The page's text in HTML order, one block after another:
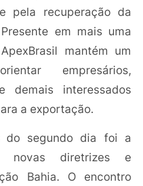
pela recuperação da
em mais uma
mantém um
empresários,
demais interessados
a exportação.
do segundo dia foi a
novas diretrizes e
Bahia. O encontro